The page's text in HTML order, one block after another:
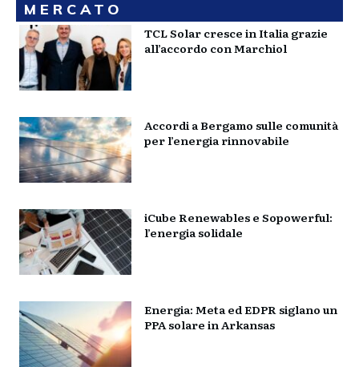
MERCATO
TCL Solar cresce in Italia grazie
all’accordo con Marchiol
Accordi a Bergamo sulle comunità
per l’energia rinnovabile
iCube Renewables e Sopowerful:
l’energia solidale
Energia: Meta ed EDPR siglano un
PPA solare in Arkansas